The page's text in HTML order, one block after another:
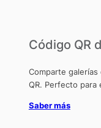
Código QR
Comparte
QR. Perfecto
Saber más